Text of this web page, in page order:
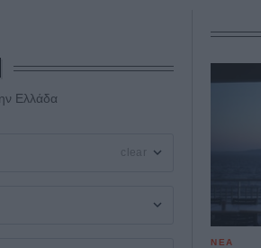
Ελλάδα
clear
ΝΕΑ